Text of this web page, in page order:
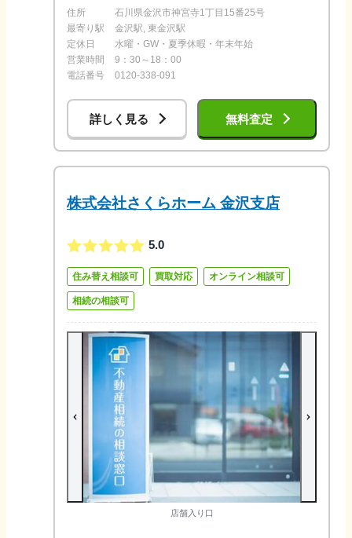
住所
石川県金沢市神宮寺1丁目15番25号
最寄り駅
金沢駅, 東金沢駅
定休日
水曜・GW・夏季休暇・年末年始
営業時間
9：30～18：00
電話番号
0120-338-091
詳しく見る 無料査定
株式会社さくらホーム 金沢支店
5.0
住み替え相談可 買取対応 オンライン相談可
相続の相談可
店舗入り口